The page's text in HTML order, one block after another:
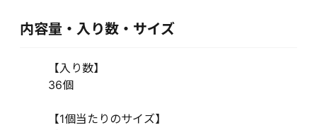
内容量・入り数・サイズ
【入り数】
36個
【1個当たりのサイズ】